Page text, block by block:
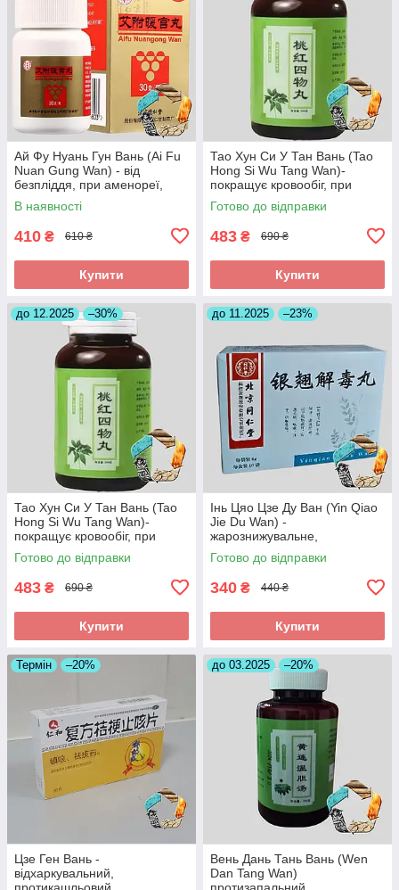
Ай Фу Нуань Гун Вань (Ai Fu
Nuan Gung Wan) - від
безпліддя, при аменореї,
загрозі викидня
В наявності
410 ₴ 610 ₴
Купити
Тао Хун Си У Тан Вань (Tao
Hong Si Wu Tang Wan)-
покращує кровообіг, при
інсульті, головних болях
Готово до відправки
483 ₴ 690 ₴
Купити
до 12.2025 –30%
Тао Хун Си У Тан Вань (Tao
Hong Si Wu Tang Wan)-
покращує кровообіг, при
інсульті, головних болях
Готово до відправки
483 ₴ 690 ₴
Купити
до 11.2025 –23%
Інь Цяо Цзе Ду Ван (Yin Qiao
Jie Du Wan) -
жарознижувальне,
протизапальне,антиалергічне
Готово до відправки
340 ₴ 440 ₴
Купити
Термін –20%
Цзе Ген Вань -
відхаркувальний,
до 03.2025 –20%
Вень Дань Тань Вань (Wen
Dan Tang Wan)